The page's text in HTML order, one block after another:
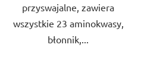
przyswajalne, zawiera
wszystkie 23 aminokwasy,
błonnik,...